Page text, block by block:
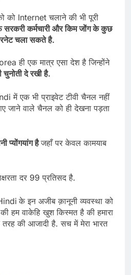
को Internet चलाने की भी पूरी
सरकरी कर्मचारी और किम जोंग के कुछ
चला सकते है.
ही एक मात्र एसा देश है जिन्होंने
दे रखी है.
में एक भी प्राइवेट टीवी चैनल नहीं
जाने वाले चैनल को ही देखना पड़ता
प्योंगयांग हैजहाँ पर केवल कामयाब
दर 99 प्रतिसद है.
के इन अजीब क़ानूनी व्यवस्था को
हम वाकेहि खुश किस्मत है की हमारा
की आजादी है. सच में मेरा भारत